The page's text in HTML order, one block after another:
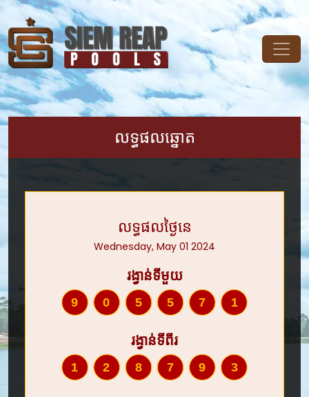
លទ្ធផលឆ្នោត
លទ្ធផលថ្ងៃនេ
Wednesday, May 01 2024
រង្វាន់ទីមួយ
905571
រង្វាន់ទីពីរ
128793